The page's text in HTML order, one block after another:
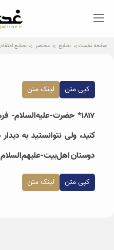
نشریه ی
صفحه نخست نصایح مختصر نصایح
کپی متن لینک متن
۱۸۱۷* حضرت-علیه‌السلام-
کنید، ولی نتوانستید به
دوستان اهل‌بیت-
کپی متن لینک متن